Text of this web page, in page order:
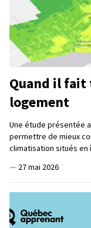
Quand il fait
logement
Une étude présentée
permettre de mieux
climatisation situés en
— 27 mai 2026